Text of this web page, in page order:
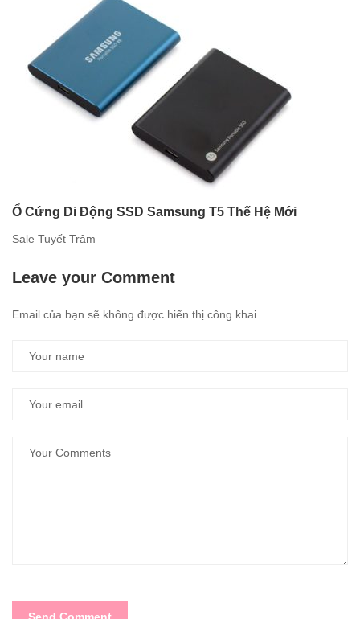
Ổ Cứng Di Động SSD Samsung T5 Thế Hệ Mới
Sale Tuyết Trâm
Leave your Comment
Email của bạn sẽ không được hiển thị công khai.